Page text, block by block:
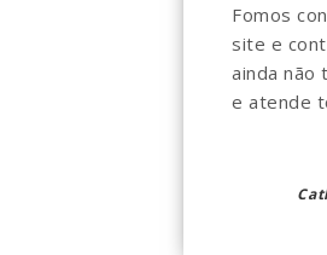
Fomos
site e
ainda não
e atende